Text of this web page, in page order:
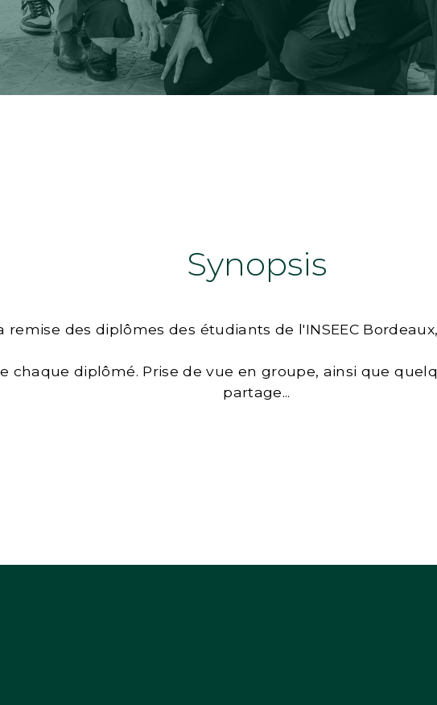
Synopsis
remise des diplômes des étudiants de l'INSEEC
chaque diplômé. Prise de vue en groupe, ainsi que
partage...